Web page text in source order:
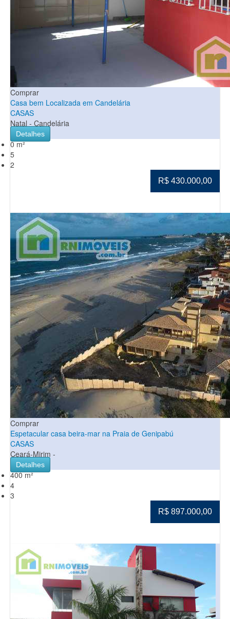
Comprar
Casa bem Localizada em Candelária
CASAS
Natal - Candelária
Detalhes
0 m²
5
2
R$ 430.000,00
Comprar
Espetacular casa beira-mar na Praia de Genipabú
CASAS
Ceará-Mirim -
Detalhes
400 m²
4
3
R$ 897.000,00